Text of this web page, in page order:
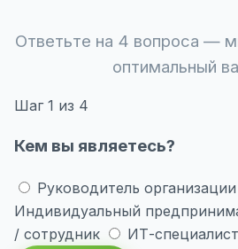
Ответьте на 4 вопроса —
оптимальный
Шаг 1 из 4
Кем вы являетесь?
Руководитель
Индивидуальный
/ сотрудник
ИТ-